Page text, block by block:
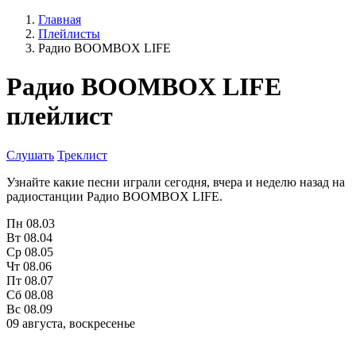
Главная
Плейлисты
Радио BOOMBOX LIFE
Радио BOOMBOX LIFE
плейлист
Слушать Треклист
Узнайте какие песни играли сегодня, вчера и неделю назад на
радиостанции Радио BOOMBOX LIFE.
Пн 08.03
Вт 08.04
Ср 08.05
Чт 08.06
Пт 08.07
Сб 08.08
Вс 08.09
09 августа, воскресенье